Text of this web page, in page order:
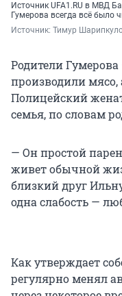
Источник UFA1.RU в МВД
Гумерова всегда всё было
Источник: Тимур
Родители
производили мясо,
Полицейский
семья, по словам
— Он простой
живет обычной
близкий друг
одна слабость —
Как утверждает
регулярно менял